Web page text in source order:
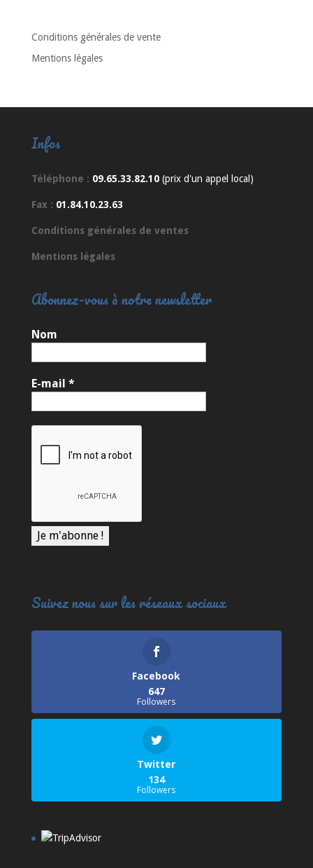
Conditions générales de vente
Mentions légales
Infos
Téléphone : 09.65.33.82.10(prix d'un appel local)
Fax : 01.84.10.23.63
Conditions générales de ventes
Mentions légales
Abonnez-vous à notre newsletter
Nom
E-mail *
Suivez nous sur les réseaux sociaux
Facebook
647
Followers
Twitter
134
Followers